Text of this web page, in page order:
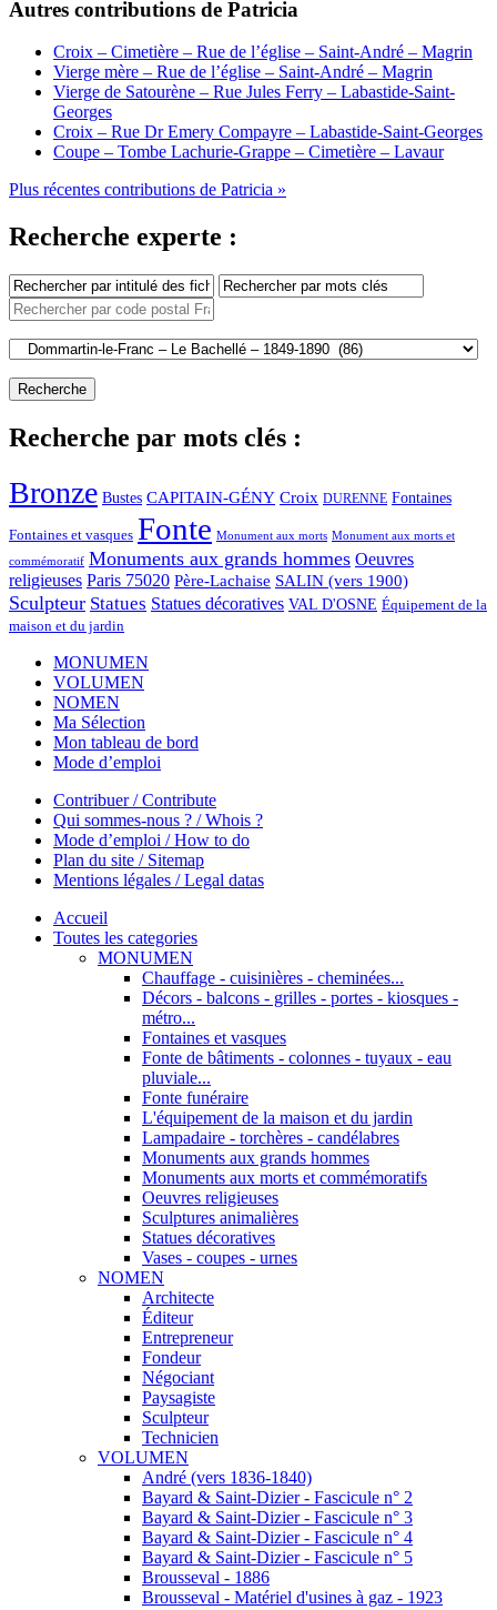
Autres contributions de Patricia
Croix – Cimetière – Rue de l’église – Saint-André – Magrin
Vierge mère – Rue de l’église – Saint-André – Magrin
Vierge de Satourène – Rue Jules Ferry – Labastide-Saint-
Georges
Croix – Rue Dr Emery Compayre – Labastide-Saint-Georges
Coupe – Tombe Lachurie-Grappe – Cimetière – Lavaur
Plus récentes contributions de Patricia »
Recherche experte :
Recherche par mots clés :
Bronze Bustes CAPITAIN-GÉNY Croix DURENNE Fontaines
Fontaines et vasques Fonte Monument aux morts Monument aux morts et
commémoratif Monuments aux grands hommes Oeuvres
religieuses Paris 75020 Père-Lachaise SALIN (vers 1900)
Sculpteur Statues Statues décoratives VAL D'OSNE Équipement de la
maison et du jardin
MONUMEN
VOLUMEN
NOMEN
Ma Sélection
Mon tableau de bord
Mode d’emploi
Contribuer / Contribute
Qui sommes-nous ? / Whois ?
Mode d’emploi / How to do
Plan du site / Sitemap
Mentions légales / Legal datas
Accueil
Toutes les categories
MONUMEN
Chauffage - cuisinières - cheminées...
Décors - balcons - grilles - portes - kiosques -
métro...
Fontaines et vasques
Fonte de bâtiments - colonnes - tuyaux - eau
pluviale...
Fonte funéraire
L'équipement de la maison et du jardin
Lampadaire - torchères - candélabres
Monuments aux grands hommes
Monuments aux morts et commémoratifs
Oeuvres religieuses
Sculptures animalières
Statues décoratives
Vases - coupes - urnes
NOMEN
Architecte
Éditeur
Entrepreneur
Fondeur
Négociant
Paysagiste
Sculpteur
Technicien
VOLUMEN
André (vers 1836-1840)
Bayard & Saint-Dizier - Fascicule n° 2
Bayard & Saint-Dizier - Fascicule n° 3
Bayard & Saint-Dizier - Fascicule n° 4
Bayard & Saint-Dizier - Fascicule n° 5
Brousseval - 1886
Brousseval - Matériel d'usines à gaz - 1923